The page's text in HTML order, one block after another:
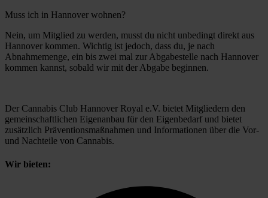
Muss ich in Hannover wohnen?
Nein, um Mitglied zu werden, musst du nicht unbedingt direkt aus
Hannover kommen. Wichtig ist jedoch, dass du, je nach
Abnahmemenge, ein bis zwei mal zur Abgabestelle nach Hannover
kommen kannst, sobald wir mit der Abgabe beginnen.
Der Cannabis Club Hannover Royal e.V. bietet Mitgliedern den
gemeinschaftlichen Eigenanbau für den Eigenbedarf und bietet
zusätzlich Präventionsmaßnahmen und Informationen über die Vor-
und Nachteile von Cannabis.
Wir bieten: